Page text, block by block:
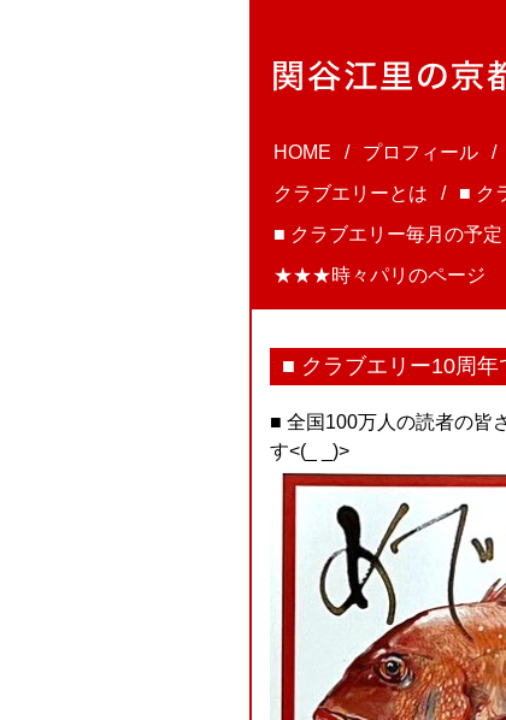
HOME プロフィール
クラブエリーとは
■ ク
■ クラブエリー毎月の予定
★★★時々パリのページ
■ クラブエリー10周年
■ 全国100万人の読者の皆
す<(_ _)>